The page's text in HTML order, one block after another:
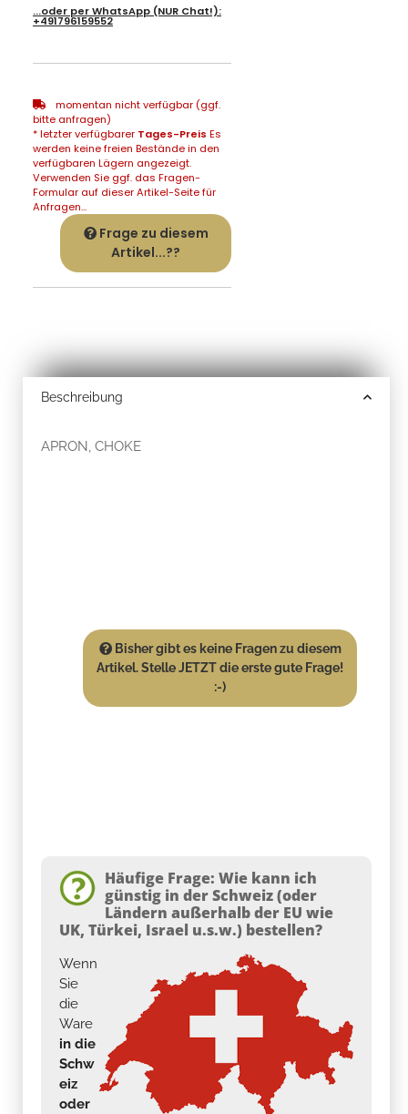
...oder perWhatsApp (NUR Chat!):
+491796159552
momentan nicht verfügbar (ggf.
bitte anfragen)
* letzter verfügbarer Tages-Preis Es
werden keine freien Bestände in den
verfügbaren Lägern angezeigt.
Verwenden Sie ggf. das Fragen-
Formular auf dieser Artikel-Seite für
Anfragen...
Frage zu diesem
Artikel...??
Beschreibung
APRON, CHOKE
Bisher gibt es keine Fragen zu diesem
Artikel. Stelle JETZT die erste gute Frage!
:-)
Häufige Frage: Wie kann ich
günstig in der Schweiz (oder
Ländern außerhalb der EU wie
UK, Türkei, Israel u.s.w.) bestellen?
Wenn
Sie
die
Ware
in die
Schw
eiz
oder